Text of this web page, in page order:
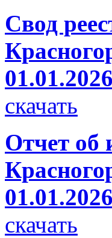
Свод
скачать
Отчет об
скачать